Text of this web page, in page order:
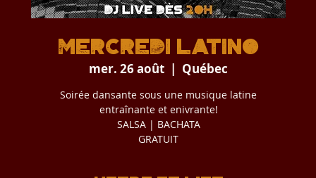
Mercredi Latino
mer. 26 août
  |
Québec
Soirée dansante sous une musique latine
entraînante et enivrante!
SALSA | BACHATA
GRATUIT